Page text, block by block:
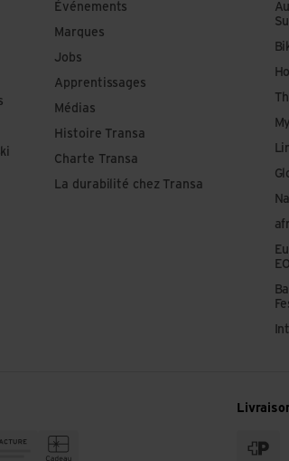
Événements
Marques
Jobs
Apprentissages
Médias
Histoire Transa
Charte Transa
La durabilité chez Transa